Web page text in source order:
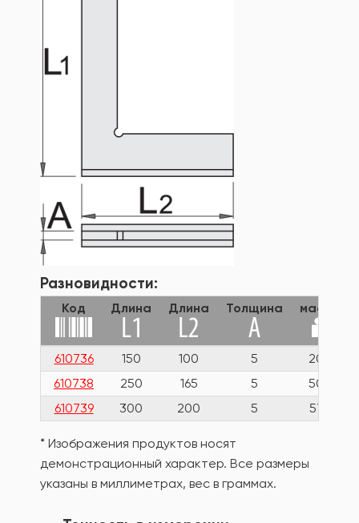
Разновидности:
Код Длина Длина Толщина масса
610736 150 100 5
205
610738
250 165 5
500
610739
300 200 5 575
* Изображения продуктов носят
демонстрационный характер. Все размеры
указаны в миллиметрах, вес в граммах.